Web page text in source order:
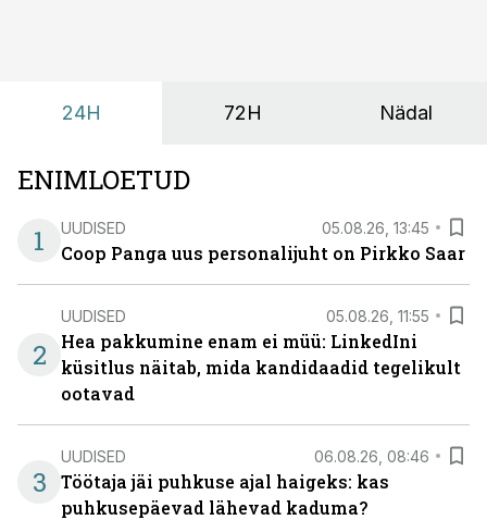
24H 72H Nädal
ENIMLOETUD
1
UUDISED 05.08.26, 13:45
Coop Panga uus personalijuht on Pirkko Saar
2
UUDISED 05.08.26, 11:55
Hea pakkumine enam ei müü: LinkedIni
küsitlus näitab, mida kandidaadid tegelikult
ootavad
3
UUDISED 06.08.26, 08:46
Töötaja jäi puhkuse ajal haigeks: kas
puhkusepäevad lähevad kaduma?